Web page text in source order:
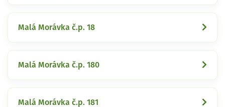
Malá Morávka č.p. 18
Malá Morávka č.p. 180
Malá Morávka č.p. 181